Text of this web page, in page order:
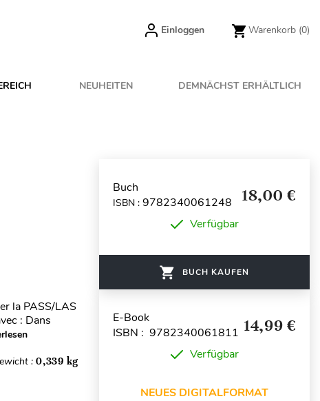
Einloggen Warenkorb (0)
NEUHEITEN DEMNÄCHST ERHÄLTLICH
la PASS/LAS
: Dans
:0,339 kg
Buch
ISBN : 9782340061248 18,00 €
Verfügbar
BUCH KAUFEN
E-Book
ISBN : 9782340061811 14,99 €
Verfügbar
NEUES DIGITALFORMAT